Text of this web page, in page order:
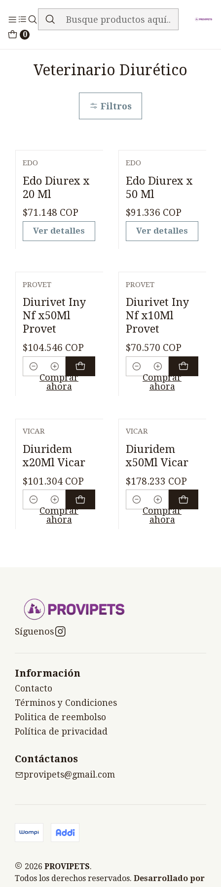
0
ENVIO GRATIS EN TODA LA TIENDA
Inicio
Veterinario Diurético
Filtros
EDO
Edo Diurex x
20 Ml
$71.148 COP
Ver detalles
EDO
Edo Diurex x
50 Ml
$91.336 COP
Ver detalles
PROVET
Diurivet Iny
Nf x50Ml
Provet
$104.546 COP
Cantidad
Comprar
ahora
PROVET
Diurivet Iny
Nf x10Ml
Provet
$70.570 COP
Cantidad
Comprar
ahora
VICAR
Diuridem
x20Ml Vicar
$101.304 COP
Cantidad
Comprar
ahora
VICAR
Diuridem
x50Ml Vicar
$178.233 COP
Cantidad
Comprar
ahora
Síguenos
Información
Contacto
Términos y Condiciones
Politica de reembolso
Política de privacidad
Contáctanos
provipets@gmail.com
2026 PROVIPETS.
Todos los derechos reservados. Desarrollado por